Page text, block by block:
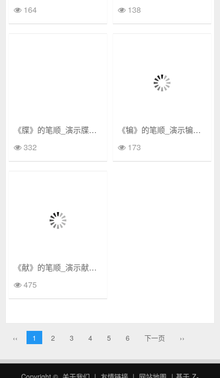
164
138
《牒》的笔顺_演示牒的笔顺及牒字的笔画顺序
332
《犏》的笔顺_演示犏的笔顺及犏字的笔画顺序
173
《献》的笔顺_演示献的笔顺及献字的笔画顺序
475
‹‹ 1 2 3 4 5 6 下一页 ››